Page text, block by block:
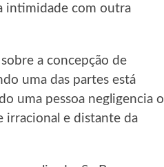
intimidade com outra
a concepção de
uma das partes está
uma pessoa negligencia o
irracional e distante da